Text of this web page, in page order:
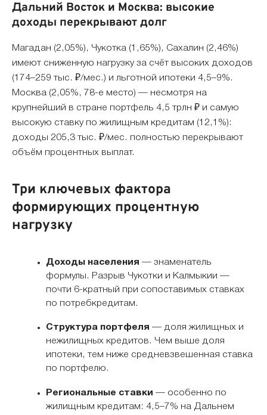
Дальний Восток и Москва: высокие
доходы перекрывают долг
Магадан (2,05%), Чукотка (1,65%), Сахалин (2,46%)
имеют сниженную нагрузку за счёт высоких доходов
(174–259 тыс. ₽/мес.) и льготной ипотеки 4,5–9%.
Москва (2,05%, 78-е место) — несмотря на
крупнейший в стране портфель 4,5 трлн ₽ и самую
высокую ставку по жилищным кредитам (12,1%):
доходы 205,3 тыс. ₽/мес. полностью перекрывают
объём процентных выплат.
Три ключевых фактора
формирующих процентную
нагрузку
Доходы населения — знаменатель
формулы. Разрыв Чукотки и Калмыкии —
почти 6-кратный при сопоставимых ставках
по потребкредитам.
Структура портфеля — доля жилищных и
нежилищных кредитов. Чем выше доля
ипотеки, тем ниже средневзвешенная ставка
по портфелю.
Региональные ставки — особенно по
жилищным кредитам: 4,5–7% на Дальнем